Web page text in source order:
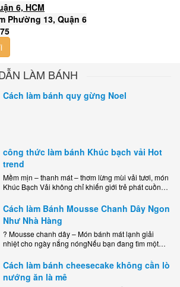
6, HCM
Phường 13, Quận 6
LÀM BÁNH
Cách làm bánh quy gừng Noel
công thức làm bánh Khúc bạch vải Hot
trend
Mềm mịn – thanh mát – thơm lừng mùi vải tươi, món
Khúc Bạch Vải không chỉ khiến giới trẻ phát cuồng
Cách làm Bánh Mousse Chanh Dây Ngon
Như Nhà Hàng
? Mousse chanh dây – Món bánh mát lạnh giải
nhiệt cho ngày nắng nóngNếu bạn đang tìm một
dễ..
Cách làm bánh cheesecake không cần lò
nướng ăn là mê